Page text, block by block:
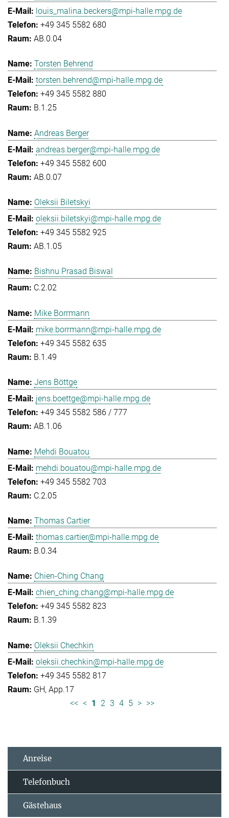
louis_malina.beckers@mpi-halle.mpg.de
+49 345 5582 680
AB.0.04
Torsten Behrend
torsten.behrend@mpi-halle.mpg.de
+49 345 5582 880
B.1.25
Andreas Berger
andreas.berger@mpi-halle.mpg.de
+49 345 5582 600
AB.0.07
Oleksii Biletskyi
oleksii.biletskyi@mpi-halle.mpg.de
+49 345 5582 925
AB.1.05
Bishnu Prasad Biswal
C.2.02
Mike Borrmann
mike.borrmann@mpi-halle.mpg.de
+49 345 5582 635
B.1.49
Jens Böttge
jens.boettge@mpi-halle.mpg.de
+49 345 5582 586 / 777
AB.1.06
Mehdi Bouatou
mehdi.bouatou@mpi-halle.mpg.de
+49 345 5582 703
C.2.05
Thomas Cartier
thomas.cartier@mpi-halle.mpg.de
B.0.34
Chien-Ching Chang
chien_ching.chang@mpi-halle.mpg.de
+49 345 5582 823
B.1.39
Oleksii Chechkin
oleksii.chechkin@mpi-halle.mpg.de
+49 345 5582 817
GH, App.17
<< < 1 2 3 4 5 > >>
Anreise
Telefonbuch
Gästehaus